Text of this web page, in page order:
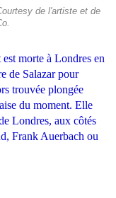
de l'artiste et de
morte à Londres en
de Salazar pour
trouvée plongée
du moment. Elle
Londres, aux côtés
Frank Auerbach ou